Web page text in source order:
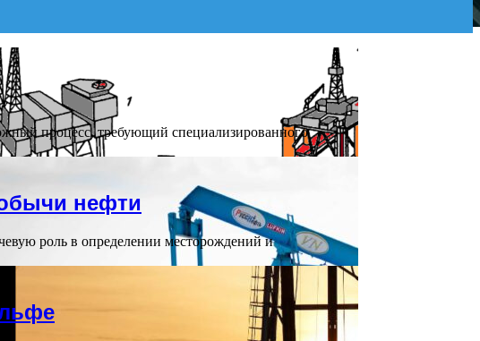
процесс, требующий специализированного
нефти
роль в определении месторождений и